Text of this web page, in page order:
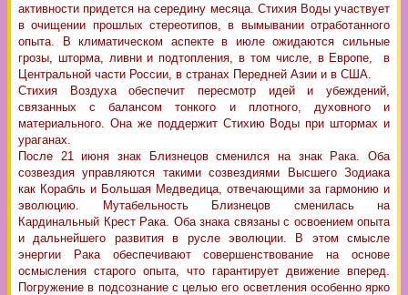
активности придется на середину месяца. Стихия Воды участвует
в очищении прошлых стереотипов, в вымывании отработанного
опыта. В климатическом аспекте в июле ожидаются сильные
грозы, шторма, ливни и подтопления, в том числе, в Европе, в
Центральной части России, в странах Передней Азии и в США.
Стихия Воздуха обеспечит пересмотр идей и убеждений,
связанных с балансом тонкого и плотного, духовного и
материального. Она же поддержит Стихию Воды при штормах и
ураганах.
После 21 июня знак Близнецов сменился на знак Рака. Оба
созвездия управляются такими созвездиями Высшего Зодиака
как Корабль и Большая Медведица, отвечающими за гармонию и
эволюцию. Мутабельность Близнецов сменилась на
Кардинальный Крест Рака. Оба знака связаны с освоением опыта
и дальнейшего развития в русле эволюции. В этом смысле
энергии Рака обеспечивают совершенствование на основе
осмысления старого опыта, что гарантирует движение вперед.
Погружение в подсознание с целью его осветления особенно ярко